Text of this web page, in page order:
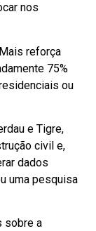
nos
reforça
75%
ou
e Tigre,
civil e,
dados
uma pesquisa
sobre a